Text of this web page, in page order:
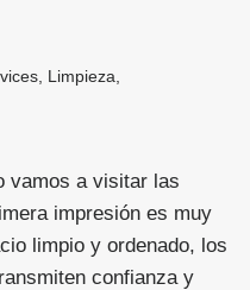
Limpieza
vamos a visitar las
impresión es muy
limpio y ordenado, los
confianza y